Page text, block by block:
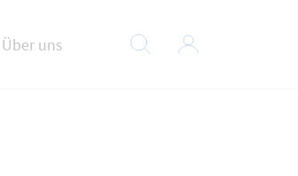
Über uns